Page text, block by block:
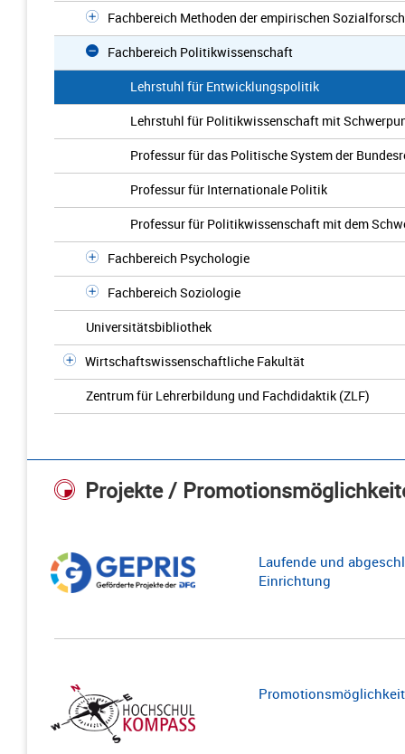
Fachbereich Methoden der empirischen
Fachbereich Politikwissenschaft
Lehrstuhl für Entwicklungspolitik
Lehrstuhl für Politikwissenschaft mit
Professur für das Politische System der
Professur für Internationale Politik
Professur für Politikwissenschaft mit dem
Fachbereich Psychologie
Fachbereich Soziologie
Universitätsbibliothek
Wirtschaftswissenschaftliche Fakultät
Zentrum für Lehrerbildung und Fachdidaktik (ZLF)
Projekte /
Laufende und
Einrichtung